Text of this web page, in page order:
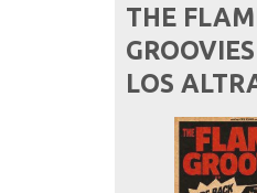
THE
LOS